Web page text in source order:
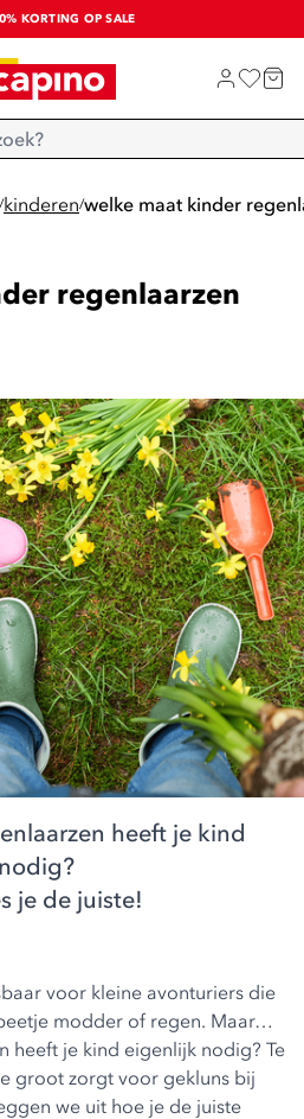
KORTING OP SALE
LAATSTE KANS!
SHOP NIEUW
/kinderen/welke maat kinder
regenlaarzen
heeft je kind
nodig?
je de juiste!
voor kleine avonturiers die
modder of regen. Maar…
heeft je kind eigenlijk nodig? Te
groot zorgt voor gekluns bij
we uit hoe je de juiste